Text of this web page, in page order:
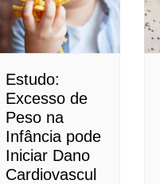
Estudo:
Excesso de
Peso na
Infância pode
Iniciar Dano
Cardiovascul